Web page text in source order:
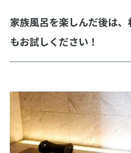
家族風呂を楽しんだ後は
もお試しください！